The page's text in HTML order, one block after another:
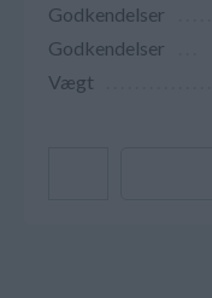
Godkendelser
Godkendelser
Vægt